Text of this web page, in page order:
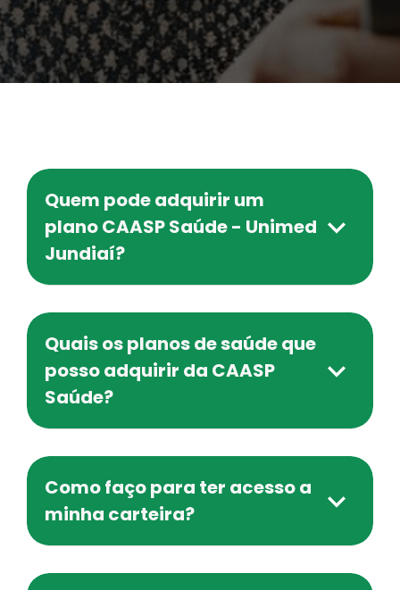
Quem pode adquirir um
plano CAASP Saúde - Unimed
Jundiaí?
Quais os planos de saúde que
posso adquirir da CAASP
Saúde?
Como faço para ter acesso a
minha carteira?